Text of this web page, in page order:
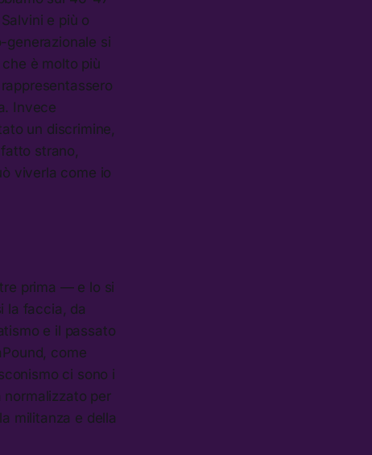
e più o
generazionale si
è molto più
Invece
un discrimine,
strano,
viverla come io
prima — e lo si
la faccia, da
e il passato
come
ci sono i
normalizzato per
militanza e della